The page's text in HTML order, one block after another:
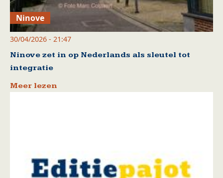
Ninove
30/04/2026 - 21:47
Ninove zet in op Nederlands als sleutel tot
integratie
Meer lezen